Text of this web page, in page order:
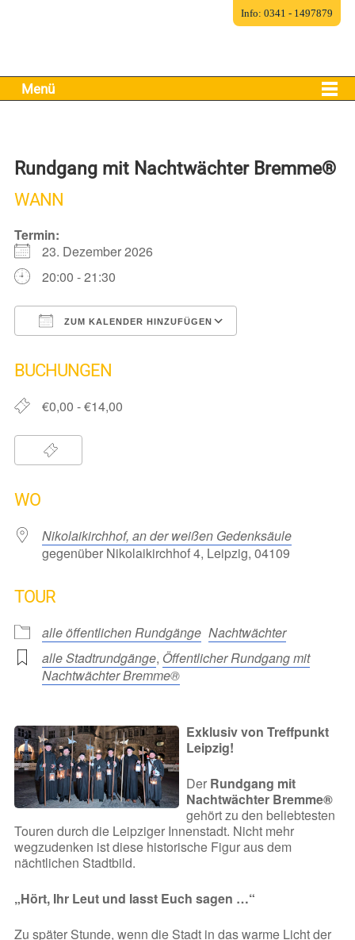
Menü
Rundgang mit Nachtwächter Bremme®
WANN
Termin:
23. Dezember 2026
20:00 - 21:30
ZUM KALENDER HINZUFÜGEN
BUCHUNGEN
€0,00 - €14,00
WO
Nikolaikirchhof, an der weißen Gedenksäule
gegenüber Nikolaikirchhof 4, Leipzig, 04109
TOUR
alle öffentlichen Rundgänge Nachtwächter
alle Stadtrundgänge, Öffentlicher Rundgang mit
Nachtwächter Bremme®
Exklusiv von Treffpunkt
Leipzig!
Der Rundgang mit
Nachtwächter Bremme®
gehört zu den beliebtesten
Touren durch die Leipziger Innenstadt. Nicht mehr
wegzudenken ist diese historische Figur aus dem
nächtlichen Stadtbild.
„Hört, Ihr Leut und lasst Euch sagen …“
Zu später Stunde, wenn die Stadt in das warme Licht der
Info: 0341 - 1497879